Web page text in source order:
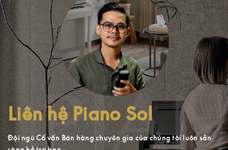
Liên hệ Piano Sol
Đội ngũ Cố vấn Bán hàng chuyên gia của chúng tôi luôn sẵn